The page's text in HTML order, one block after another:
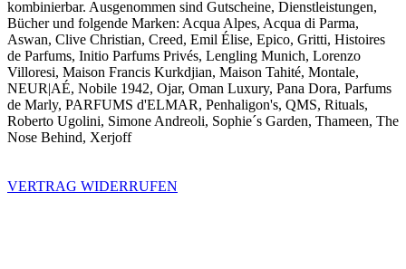
kombinierbar. Ausgenommen sind Gutscheine, Dienstleistungen,
Bücher und folgende Marken: Acqua Alpes, Acqua di Parma,
Aswan, Clive Christian, Creed, Emil Élise, Epico, Gritti, Histoires
de Parfums, Initio Parfums Privés, Lengling Munich, Lorenzo
Villoresi, Maison Francis Kurkdjian, Maison Tahité, Montale,
NEUR|AÉ, Nobile 1942, Ojar, Oman Luxury, Pana Dora, Parfums
de Marly, PARFUMS d'ELMAR, Penhaligon's, QMS, Rituals,
Roberto Ugolini, Simone Andreoli, Sophie´s Garden, Thameen, The
Nose Behind, Xerjoff
VERTRAG WIDERRUFEN